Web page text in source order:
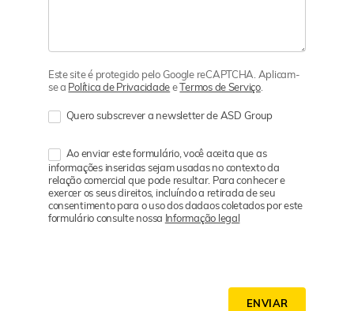
Este site é protegido pelo Google reCAPTCHA. Aplicam-
se a Política de PrivacidadeeTermos de Serviço.
Quero subscrever a newsletter de ASD Group
Ao enviar este formulário, você aceita que as
informações inseridas sejam usadas no contexto da
relação comercial que pode resultar. Para conhecer e
exercer os seus direitos, incluíndo a retirada de seu
consentimento para o uso dos dadaos coletados por este
formulário consulte nossa Informação legal
ENVIAR